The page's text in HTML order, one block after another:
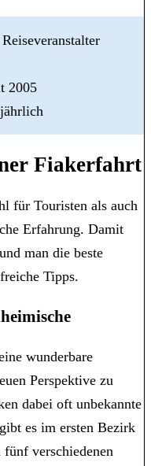
2005
Fiakerfahrt
für Touristen als auch
Erfahrung. Damit
man die beste
Tipps.
wunderbare
Perspektive zu
dabei oft unbekannte
es im ersten Bezirk
verschiedenen